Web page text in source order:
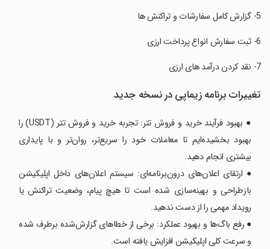
تغییرات برنامه ‏زیماپی در نسخه جدید
● بهبود فرآیند خرید و فروش تتر: تجربه خرید و فروش تتر (USDT) را
بهبود بخشیده‌ایم تا معاملات خود را سریع‌تر، روان‌تر و با پایداری
بیشتری انجام دهید.
● ارتقای اعلان‌های درون‌برنامه‌ای: سیستم اعلان‌های داخل اپلیکیشن
بازطراحی و بهینه‌سازی شده است تا هیچ پیام، وضعیت تراکنش یا
رویداد مهمی را از دست ندهید.
● رفع باگ‌ها و بهبود عملکرد: برخی از خطاهای گزارش‌شده برطرف شده
و سرعت کلی اپلیکیشن افزایش یافته است.